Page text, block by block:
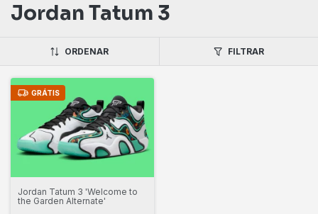
Jordan Tatum 3
ORDENAR FILTRAR
GRÁTIS
Jordan Tatum 3 'Welcome to
the Garden Alternate'